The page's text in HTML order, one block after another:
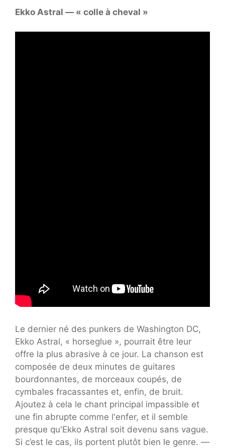
Ekko Astral — « colle à cheval »
Le dernier né des punkers de Washington DC,
Ekko Astral, « horseglue », pourrait être leur
offre la plus abrasive à ce jour. La chanson est
composée de deux minutes de guitares
bourdonnantes, de morceaux coupés, de
cymbales fracassantes et, enfin, de bruit.
Ajoutez à cela le chant principal impassible et
une fin abrupte comme l'enfer, et il semble
presque qu'Ekko Astral soit devenu sans vague.
Si c’est le cas, ils portent plutôt bien le genre. —